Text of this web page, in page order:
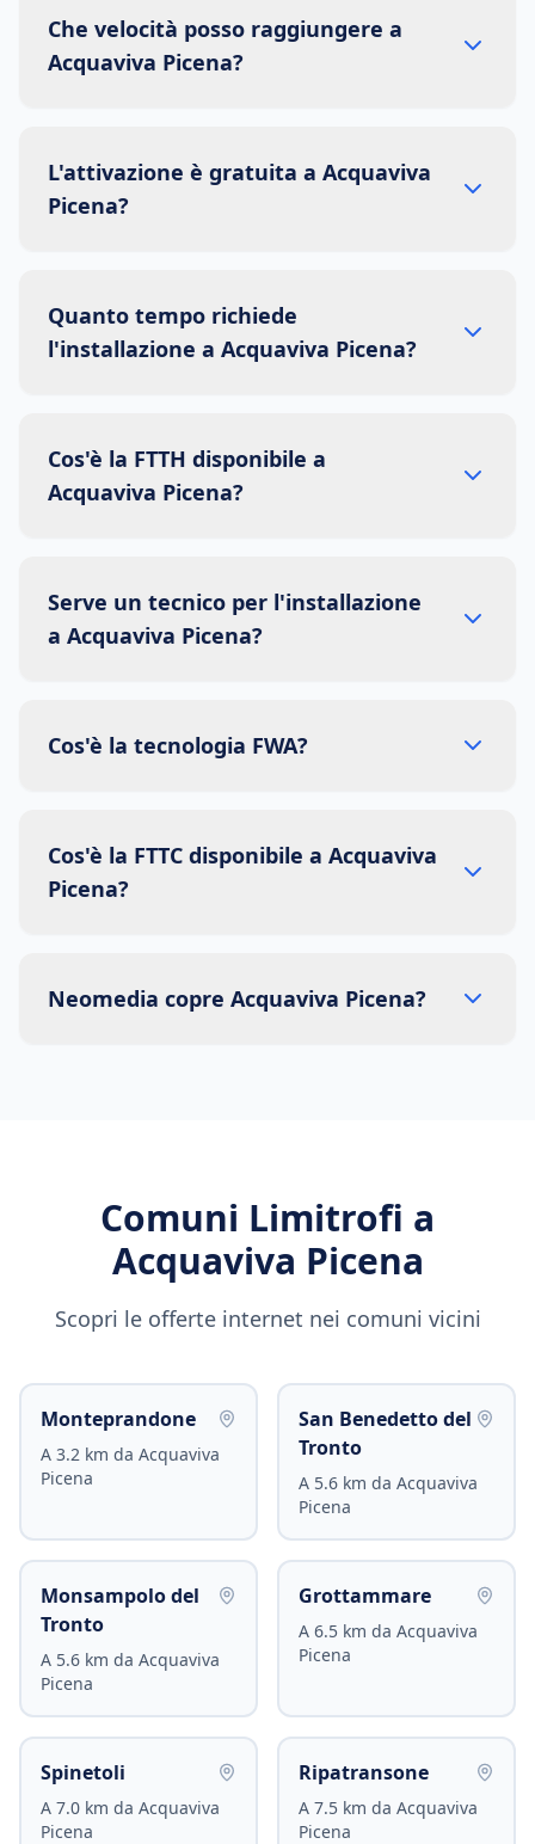
Che velocità posso raggiungere a
Acquaviva Picena?
L'attivazione è gratuita a Acquaviva
Picena?
Quanto tempo richiede
l'installazione a Acquaviva Picena?
Cos'è la FTTH disponibile a
Acquaviva Picena?
Serve un tecnico per l'installazione
a Acquaviva Picena?
Cos'è la tecnologia FWA?
Cos'è la FTTC disponibile a Acquaviva
Picena?
Neomedia copre Acquaviva Picena?
Comuni Limitrofi a
Acquaviva Picena
Scopri le offerte internet nei comuni vicini
Monteprandone
A 3.2 km da Acquaviva
Picena
San Benedetto del
Tronto
A 5.6 km da Acquaviva
Picena
Monsampolo del
Tronto
A 5.6 km da Acquaviva
Picena
Grottammare
A 6.5 km da Acquaviva
Picena
Spinetoli
A 7.0 km da Acquaviva
Picena
Ripatransone
A 7.5 km da Acquaviva
Picena